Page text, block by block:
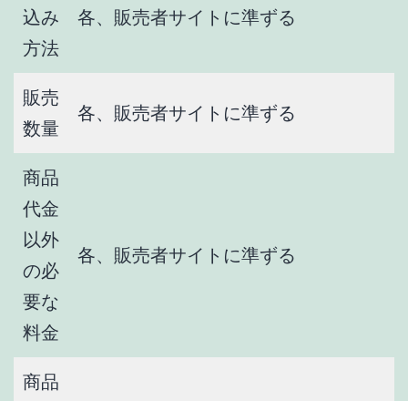
込み
方法
各、販売者サイトに準ずる
販売
数量
各、販売者サイトに準ずる
商品
代金
以外
の必
要な
料金
各、販売者サイトに準ずる
商品